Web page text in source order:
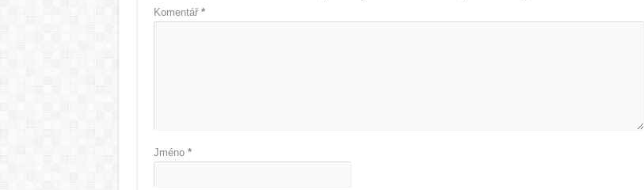
Komentář *
Jméno *